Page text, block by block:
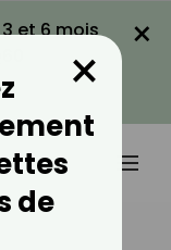
et 6 mois
×
de
×